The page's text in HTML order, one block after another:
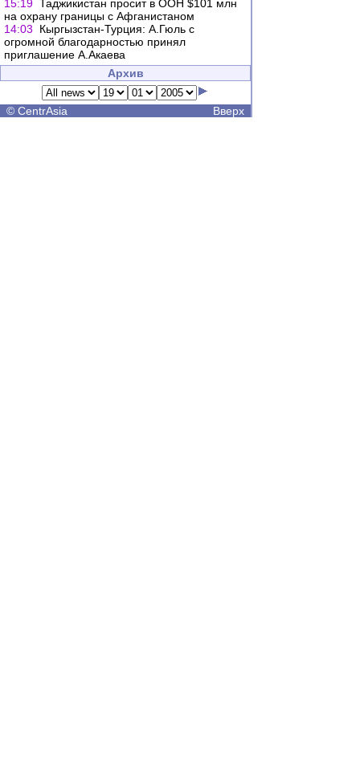
15:19
Таджикистан просит в ООН $101 млн
на охрану границы с Афганистаном
14:03
Кыргызстан-Турция: А.Гюль с
огромной благодарностью принял
приглашение А.Акаева
Архив
© CentrAsia Вверх